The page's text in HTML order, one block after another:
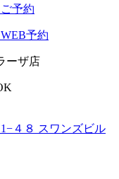
４８ スワンズビル